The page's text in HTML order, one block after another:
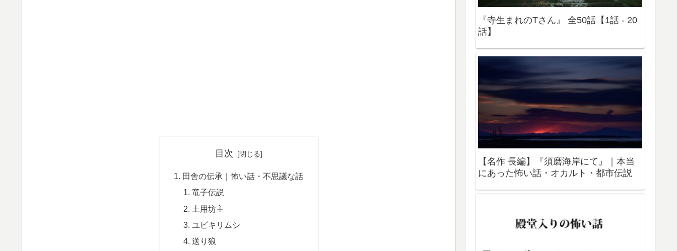
目次
田舎の伝承｜怖い話・不思議な話
竜子伝説
土用坊主
ユビキリムシ
送り狼
『寺生まれのTさん』 全50話【1話 - 20
話】
【名作 長編】『須磨海岸にて』｜本当
にあった怖い話・オカルト・都市伝説